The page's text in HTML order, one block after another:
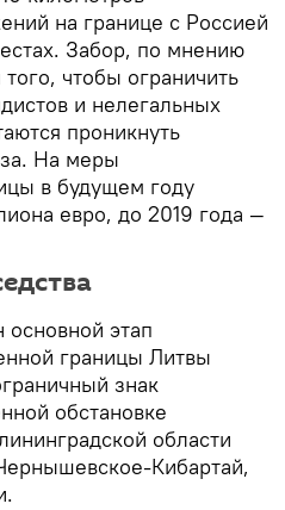
на границе с Россией
Забор, по мнению
чтобы ограничить
и нелегальных
проникнуть
На меры
в будущем году
евро, до 2019 года —
этап
границы Литвы
знак
обстановке
области
Кибартай,